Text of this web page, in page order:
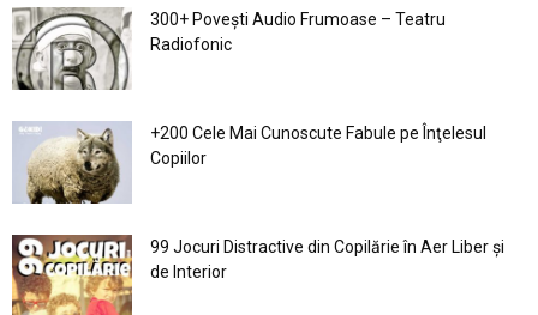
300+ Povești Audio Frumoase – Teatru
Radiofonic
+200 Cele Mai Cunoscute Fabule pe Înţelesul
Copiilor
99 Jocuri Distractive din Copilărie în Aer Liber şi
de Interior